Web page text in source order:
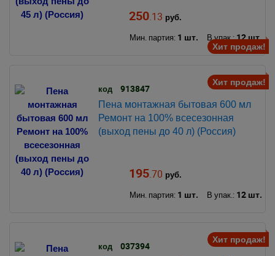
Хит продаж!
250.13 руб.
Мин. партия: 1 шт. В упак.:12 шт.
Хит продаж!
код 913847
Пена монтажная бытовая 600 мл
Ремонт на 100% всесезонная
(выход пены до 40 л) (Россия)
195.70 руб.
Мин. партия: 1 шт. В упак.: 12 шт.
Хит продаж!
код 037394